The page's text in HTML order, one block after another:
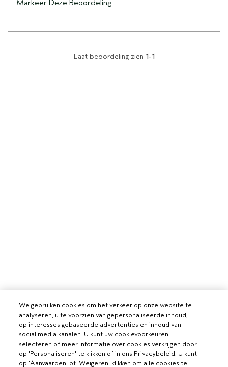
Markeer Deze Beoordeling
Laat beoordeling zien 1-1
VOOR PROFESSIONALS
WORD EEN AVEDA SALON
We gebruiken cookies om het verkeer op onze website te
analyseren, u te voorzien van gepersonaliseerde inhoud,
op interesses gebaseerde advertenties en inhoud van
social media kanalen. U kunt uw cookievoorkeuren
selecteren of meer informatie over cookies verkrijgen door
op 'Personaliseren' te klikken of in ons Privacybeleid. U kunt
op 'Aanvaarden' of 'Weigeren' klikken om alle cookies te